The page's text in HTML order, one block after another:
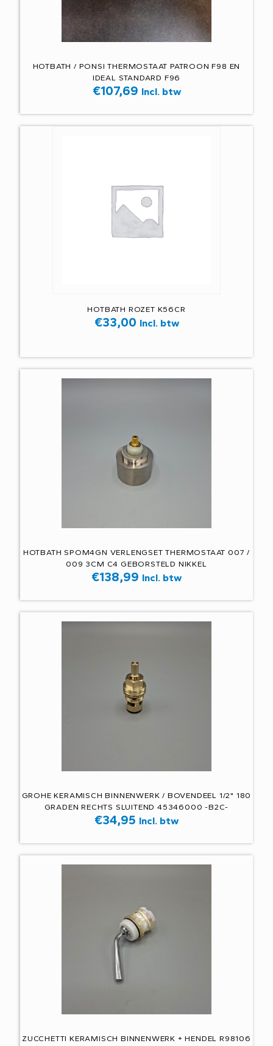
HOTBATH / PONSI THERMOSTAAT PATROON F98 EN
IDEAL STANDARD F96
€107,69 Incl. btw
HOTBATH ROZET K56CR
€33,00 Incl. btw
HOTBATH SPOM4GN VERLENGSET THERMOSTAAT 007 /
009 3CM C4 GEBORSTELD NIKKEL
€138,99 Incl. btw
GROHE KERAMISCH BINNENWERK / BOVENDEEL 1/2" 180
GRADEN RECHTS SLUITEND 45346000 -B2C-
€34,95 Incl. btw
ZUCCHETTI KERAMISCH BINNENWERK + HENDEL R98106